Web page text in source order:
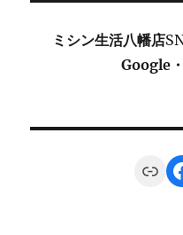
ミシン生活八幡店
Google